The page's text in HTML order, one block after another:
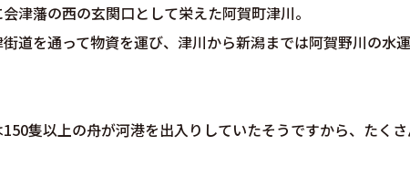
津藩の西の玄関口として栄えた阿賀町津川。
道を通って物資を運び、津川から新潟までは阿賀野川の水
隻以上の舟が河港を出入りしていたそうですから、たく